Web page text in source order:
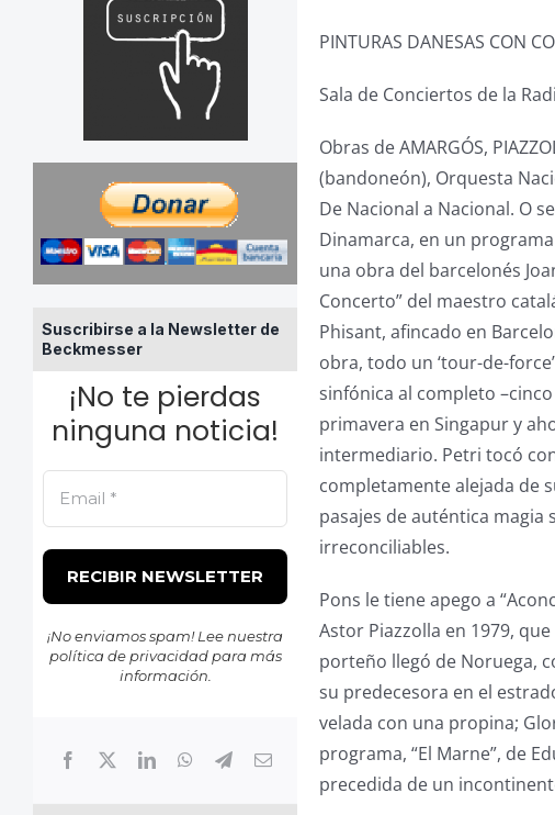
Suscribirse a la Newsletter de
Beckmesser
¡No te pierdas
ninguna noticia!
¡No enviamos spam! Lee nuestra
política de privacidadpara más
información.
PINTURAS DANESAS CON
Sala de Conciertos de la
Obras de AMARGÓS,
(bandoneón), Orquesta
De Nacional a Nacional. O
Dinamarca, en un
una obra del barcelonés
Concerto” del maestro
Phisant, afincado en
obra, todo un ‘tour-de-
sinfónica al completo
primavera en Singapur y
intermediario. Petri tocó
completamente alejada de
pasajes de auténtica
irreconciliables.
Pons le tiene apego a
Astor Piazzolla en 1979,
porteño llegó de Noruega,
su predecesora en el
velada con una propina;
programa, “El Marne”, de
precedida de un